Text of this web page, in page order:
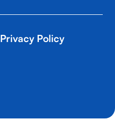
Privacy Policy